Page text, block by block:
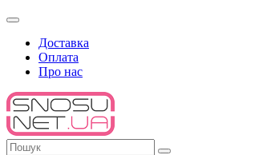
Доставка
Оплата
Про нас